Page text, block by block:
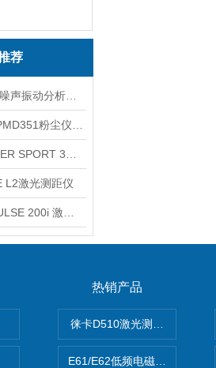
荐
L2激光测距仪
热销产品
徕卡D510激光测距仪
E61/E62低频电磁场强度分析